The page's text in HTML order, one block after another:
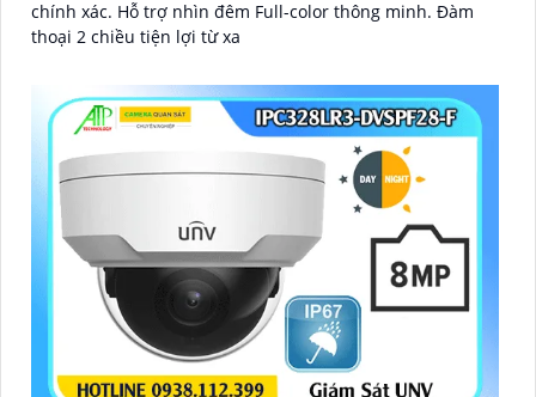
chính xác. Hỗ trợ nhìn đêm Full-color thông minh. Đàm
thoại 2 chiều tiện lợi từ xa